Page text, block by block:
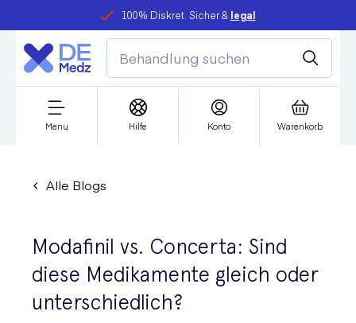
100% Diskret. Sicher & legal
Menu Hilfe Konto Warenkorb
Alle Blogs
Modafinil vs. Concerta: Sind
diese Medikamente gleich oder
unterschiedlich?